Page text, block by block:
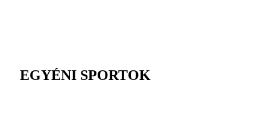
EGYÉNI SPORTOK